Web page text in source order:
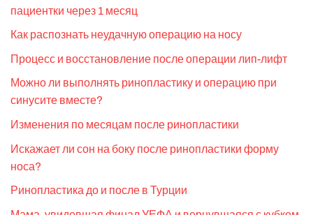
пациентки через 1 месяц
Как распознать неудачную операцию на носу
Процесс и восстановление после операции лип-лифт
Можно ли выполнять ринопластику и операцию при
синусите вместе?
Изменения по месяцам после ринопластики
Искажает ли сон на боку после ринопластики форму
носа?
Ринопластика до и после в Турции